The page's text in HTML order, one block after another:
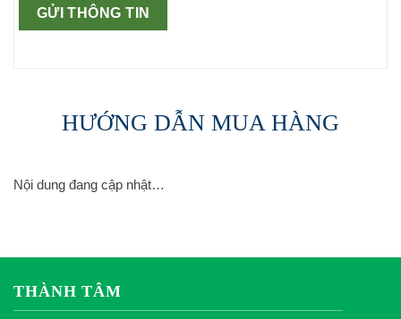
HƯỚNG DẪN MUA HÀNG
Nội dung đang cập nhật…
THÀNH TÂM